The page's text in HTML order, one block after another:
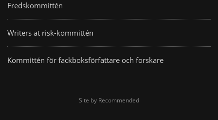
Fredskommittén
Writers at risk-kommittén
Kommittén för fackboksförfattare och forskare
Site by Recommended